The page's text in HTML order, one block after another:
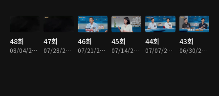
48회
08/04/2026 • 48분
47회
07/28/2026 • 48분
46회
07/21/2026 • 49분
45회
07/14/2026 • 48분
44회
07/07/2026 • 48분
43회
06/30/2026 • 49분